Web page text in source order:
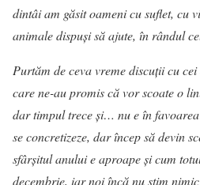
dintâi am găsit oameni cu suflet, cu
animale dispuși să ajute, în rândul
Purtăm de ceva vreme discuții cu
care ne-au promis că vor scoate o
dar timpul trece și… nu e în
se concretizeze, dar încep să devin
sfârșitul anului e aproape și cum
decembrie, iar noi încă nu știm